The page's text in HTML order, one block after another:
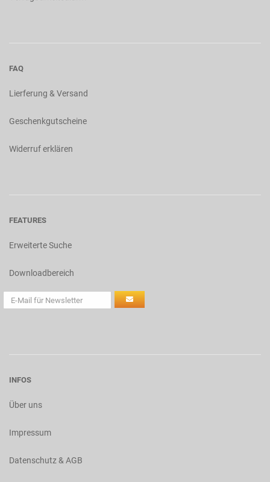
FAQ
Lierferung & Versand
Geschenkgutscheine
Widerruf erklären
FEATURES
Erweiterte Suche
Downloadbereich
INFOS
Über uns
Impressum
Datenschutz & AGB